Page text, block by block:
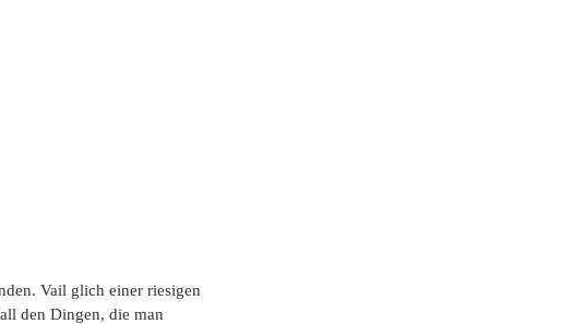
Vail glich einer riesigen
den Dingen, die man